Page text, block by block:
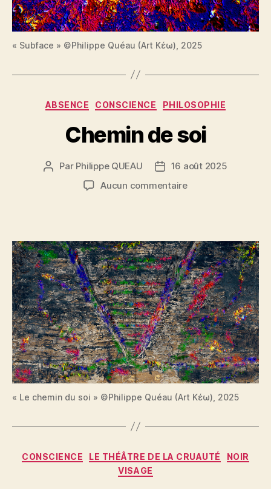
« Subface » ©Philippe Quéau (Art Κέω), 2025
Catégories
ABSENCE CONSCIENCE PHILOSOPHIE
Chemin de soi
Auteur
Par Philippe QUEAU
Date
de
16 août 2025
Aucun commentairesur
« Le chemin du soi » ©Philippe Quéau (Art Κέω), 2025
Catégories
CONSCIENCE LE THÉÂTRE DE LA CRUAUTÉ
NOIR
VISAGE